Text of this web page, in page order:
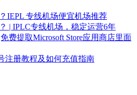
IEPL 专线机场便宜机场推荐
| IPLC专线机场，稳定运营6年
费提取Microsoft Store应用商店里面
注册教程及如何充值指南